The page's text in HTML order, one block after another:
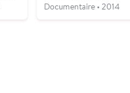
Documentaire • 2014